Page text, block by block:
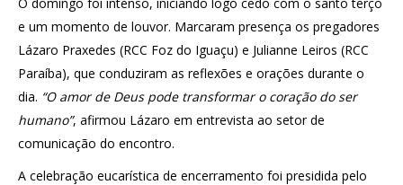
e um momento de louvor. Marcaram presença os pregadores
Lázaro Praxedes (RCC Foz do Iguaçu) e Julianne Leiros (RCC
Paraíba), que conduziram as reflexões e orações durante o
dia. “O amor de Deus pode transformar o coração do ser
humano”, afirmou Lázaro em entrevista ao setor de
comunicação do encontro.
A celebração eucarística de encerramento foi presidida pelo